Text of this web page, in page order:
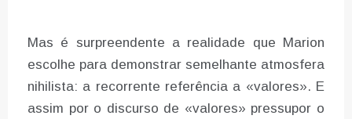
Mas é surpreendente a realidade que Marion
escolhe para demonstrar semelhante atmosfera
nihilista: a recorrente referência a «valores». E
assim por o discurso de «valores» pressupor o